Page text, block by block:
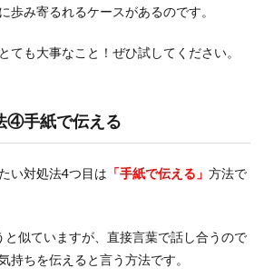
歩み寄るれるケースがあるのです。
ても大事なこと！ぜひ試してください。
④手紙で伝える
い対処法4つ目は 「手紙で伝える」 方法で
と似ていますが、直接言葉で話し合うので
持ちを伝えると言う方法です。